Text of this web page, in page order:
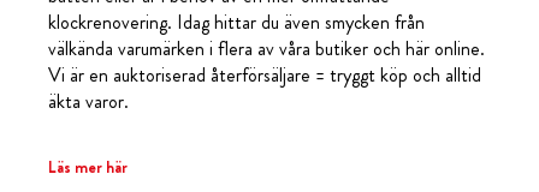
klockrenovering. Idag hittar du även smycken från
välkända varumärken i flera av våra butiker och här online.
Vi är en auktoriserad återförsäljare = tryggt köp och alltid
äkta varor.
Läs mer här